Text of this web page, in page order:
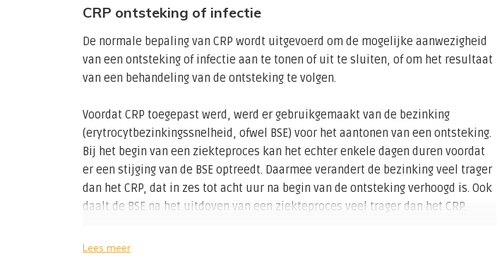
CRP ontsteking of infectie
De normale bepaling van CRP wordt uitgevoerd om de mogelijke aanwezigheid
van een ontsteking of infectie aan te tonen of uit te sluiten, of om het resultaat
van een behandeling van de ontsteking te volgen.
Voordat CRP toegepast werd, werd er gebruikgemaakt van de bezinking
(erytrocytbezinkingssnelheid, ofwel BSE) voor het aantonen van een ontsteking.
Bij het begin van een ziekteproces kan het echter enkele dagen duren voordat
er een stijging van de BSE optreedt. Daarmee verandert de bezinking veel trager
dan het CRP, dat in zes tot acht uur na begin van de ontsteking verhoogd is. Ook
daalt de BSE na het uitdoven van een ziekteproces veel trager dan het CRP.
Verder is de bezinking ook afhankelijk van onder andere geslacht, leeftijd,
Lees meer